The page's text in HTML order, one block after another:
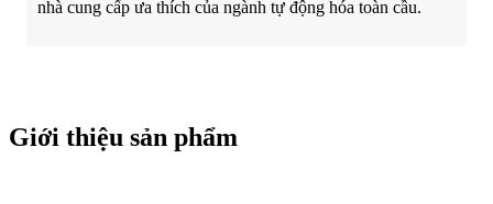
nhà cung cấp ưa thích của ngành tự động hóa toàn cầu.
Giới thiệu sản phẩm